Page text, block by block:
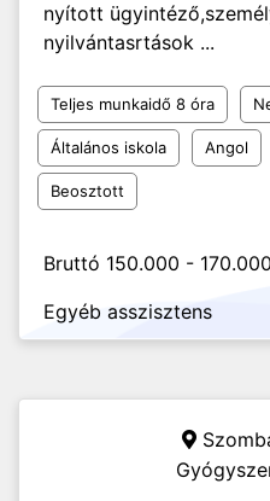
nyított
nyilvántasrtások ...
Teljes munkaidő 8 óra
Általános iskola Angol
Beosztott
Bruttó 150.000 -
Egyéb asszisztens